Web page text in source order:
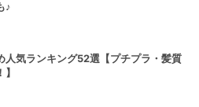
♪
人気ランキング52選【プチプラ・髪質